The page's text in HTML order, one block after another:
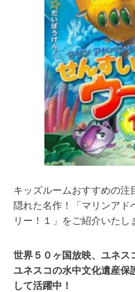
キッズルームおすすめの注
隠れた名作！「マリンアド
リー！１」をご紹介いたし
世界５０ヶ国放映、ユネス
ユネスコの水中文化遺産保
して活躍中！